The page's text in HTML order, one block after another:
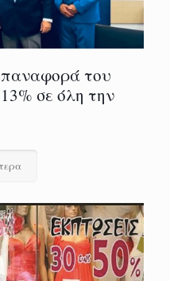
του
σε όλη την